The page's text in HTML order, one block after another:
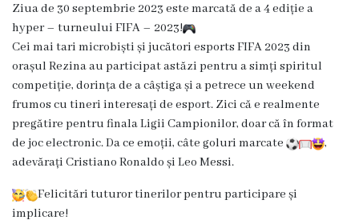
audiență
Primarul
Aparatul
primăriei
Competențele
primarului
Ziua de 30 septembrie 2023 este marcată de a 4 ediție a
hyper – turneului FIFA – 2023!
Cei mai tari microbiști și jucători esports FIFA 2023 din
orașul Rezina au participat astăzi pentru a simți spiritul
competiție, dorința de a câștiga și a petrece un weekend
frumos cu tineri interesați de esport. Zici că e realmente
pregătire pentru finala Ligii Campionilor, doar că în format
de joc electronic. Da ce emoții, câte goluri marcate
,
adevărați Cristiano Ronaldo și Leo Messi.
Felicitări tuturor tinerilor pentru participare și
implicare!